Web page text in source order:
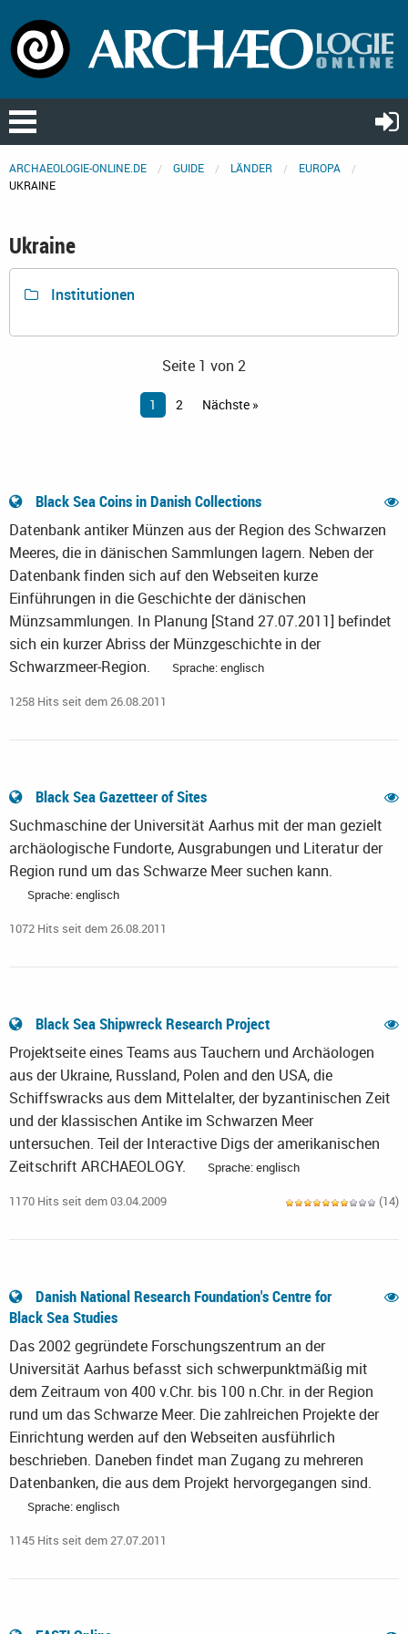
ARCHAEOLOGIE-ONLINE.DE GUIDE LÄNDER
EUROPA
UKRAINE
Ukraine
Institutionen
Seite 1 von 2
1 2 Nächste »
Black Sea Coins in Danish Collections
Datenbank antiker Münzen aus der Region des Schwarzen
Meeres, die in dänischen Sammlungen lagern. Neben der
Datenbank finden sich auf den Webseiten kurze
Einführungen in die Geschichte der dänischen
Münzsammlungen. In Planung [Stand 27.07.2011] befindet
sich ein kurzer Abriss der Münzgeschichte in der
Schwarzmeer-Region.
Sprache: englisch
1258 Hits seit dem 26.08.2011
Black Sea Gazetteer of Sites
Suchmaschine der Universität Aarhus mit der man gezielt
archäologische Fundorte, Ausgrabungen und Literatur der
Region rund um das Schwarze Meer suchen kann.
Sprache: englisch
1072 Hits seit dem 26.08.2011
Black Sea Shipwreck Research Project
Projektseite eines Teams aus Tauchern und Archäologen
aus der Ukraine, Russland, Polen and den USA, die
Schiffswracks aus dem Mittelalter, der byzantinischen Zeit
und der klassischen Antike im Schwarzen Meer
untersuchen. Teil der Interactive Digs der amerikanischen
Zeitschrift ARCHAEOLOGY.
Sprache: englisch
1170 Hits seit dem 03.04.2009 (14)
Danish National Research Foundation's Centre for
Black Sea Studies
Das 2002 gegründete Forschungszentrum an der
Universität Aarhus befasst sich schwerpunktmäßig mit
dem Zeitraum von 400 v.Chr. bis 100 n.Chr. in der Region
rund um das Schwarze Meer. Die zahlreichen Projekte der
Einrichtung werden auf den Webseiten ausführlich
beschrieben. Daneben findet man Zugang zu mehreren
Datenbanken, die aus dem Projekt hervorgegangen sind.
Sprache: englisch
1145 Hits seit dem 27.07.2011